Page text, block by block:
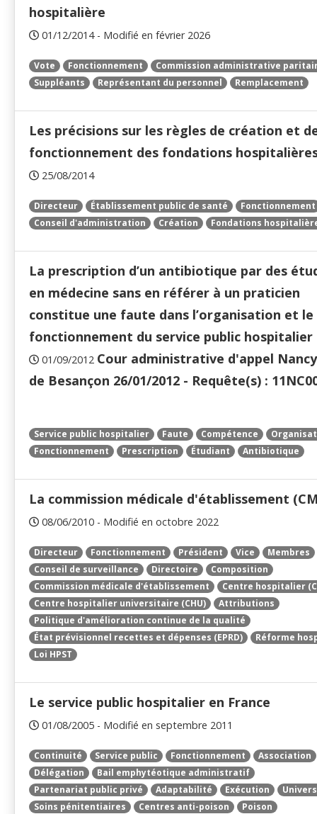
hospitalière
01/12/2014 - Modifié en février 2026
Vote Fonctionnement
Commission administrative
Suppléants
Représentant du personnel Remplacement
Les précisions sur les règles de création et
fonctionnement des fondations
25/08/2014
Directeur Établissement public de santé
Fonctionnement
Conseil d'administration
Création Fondations
La prescription d’un antibiotique par des
en médecine sans en référer à un praticien
constitue une faute dans l’organisation et le
fonctionnement du service public hospitalier
01/09/2012 Cour administrative d'appel
de Besançon 26/01/2012 - Requête(s) :
Service public hospitalier Faute Compétence
Fonctionnement
Prescription Étudiant Antibiotique
La commission médicale d'établissement
08/06/2010 - Modifié en octobre 2022
Directeur Fonctionnement Président Vice
Membres
Conseil de surveillance
Directoire
Composition
Commission médicale d'établissement
Centre hospitalier
Centre hospitalier universitaire (CHU)
Attributions
Politique d'amélioration continue de la qualité
État prévisionnel recettes et dépenses (EPRD)
Réforme
Loi HPST
Le service public hospitalier en France
01/08/2005 - Modifié en septembre 2011
Continuité Service public Fonctionnement
Association
Délégation
Bail emphytéotique administratif
Partenariat public privé
Adaptabilité Exécution
Soins pénitentiaires
Centres anti-poison Poison